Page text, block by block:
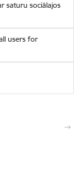
saturu sociālajos
users for